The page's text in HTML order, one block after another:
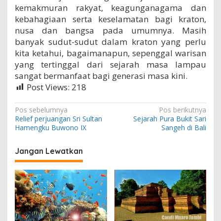
kemakmuran rakyat, keagunganagama dan
kebahagiaan serta keselamatan bagi kraton,
nusa dan bangsa pada umumnya. Masih
banyak sudut-sudut dalam kraton yang perlu
kita ketahui, bagaimanapun, sepenggal warisan
yang tertinggal dari sejarah masa lampau
sangat bermanfaat bagi generasi masa kini.
Post Views: 218
N
a
i
g
a
s
i
Pos sebelumnya
Relief perjuangan Sri Sultan
Hamengku Buwono IX
Pos berikutnya
Sejarah Pura Bukit Sari
Sangeh di Bali
Jangan Lewatkan